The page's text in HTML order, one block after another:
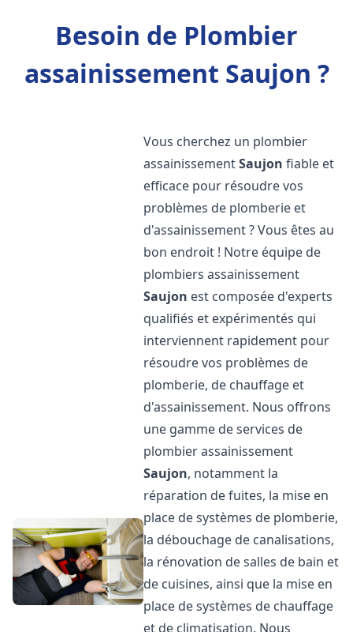
Besoin de Plombier
assainissement Saujon ?
Vous cherchez un plombier
assainissementSaujon fiable et
efficace pour résoudre vos
problèmes de plomberie et
d'assainissement ? Vous êtes au
bon endroit ! Notre équipe de
plombiers assainissement
Saujon est composée d'experts
qualifiés et expérimentés qui
interviennent rapidement pour
résoudre vos problèmes de
plomberie, de chauffage et
d'assainissement. Nous offrons
une gamme de services de
plombier assainissement
Saujon, notamment la
réparation de fuites, la mise en
place de systèmes de plomberie,
la débouchage de canalisations,
la rénovation de salles de bain et
de cuisines, ainsi que la mise en
place de systèmes de chauffage
et de climatisation. Nous